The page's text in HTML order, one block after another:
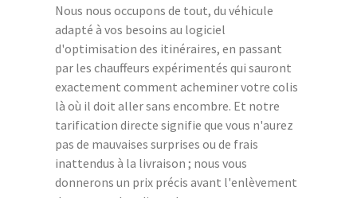
Nous nous occupons de tout, du véhicule
adapté à vos besoins au logiciel
d'optimisation des itinéraires, en passant
par les chauffeurs expérimentés qui sauront
exactement comment acheminer votre colis
là où il doit aller sans encombre. Et notre
tarification directe signifie que vous n'aurez
pas de mauvaises surprises ou de frais
inattendus à la livraison ; nous vous
donnerons un prix précis avant l'enlèvement